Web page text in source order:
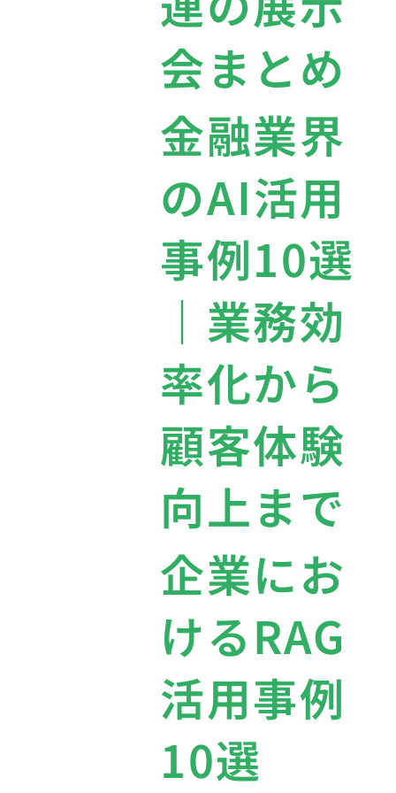
会まとめ
金融業界
のAI活用
事例10選
｜業務効
率化から
顧客体験
向上まで
企業にお
けるRAG
活用事例
10選